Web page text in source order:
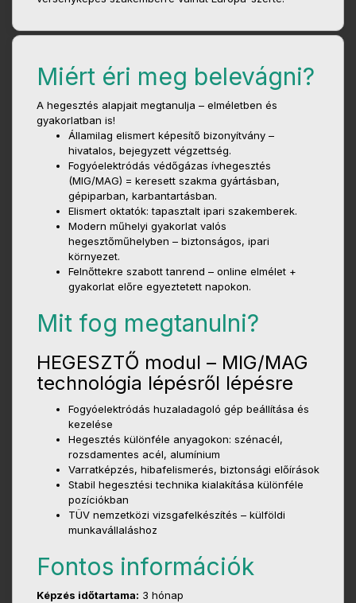
Miért éri meg belevágni?
A hegesztés alapjait megtanulja – elméletben és
gyakorlatban is!
Államilag elismert képesítő bizonyítvány –
hivatalos, bejegyzett végzettség.
Fogyóelektródás védőgázas ívhegesztés
(MIG/MAG) = keresett szakma gyártásban,
gépiparban, karbantartásban.
Elismert oktatók: tapasztalt ipari szakemberek.
Modern műhelyi gyakorlat valós
hegesztőműhelyben – biztonságos, ipari
környezet.
Felnőttekre szabott tanrend – online elmélet +
gyakorlat előre egyeztetett napokon.
Mit fog megtanulni?
HEGESZTŐ modul – MIG/MAG
technológia lépésről lépésre
Fogyóelektródás huzaladagoló gép beállítása és
kezelése
Hegesztés különféle anyagokon: szénacél,
rozsdamentes acél, alumínium
Varratképzés, hibafelismerés, biztonsági előírások
Stabil hegesztési technika kialakítása különféle
pozíciókban
TÜV nemzetközi vizsgafelkészítés – külföldi
munkavállaláshoz
Fontos információk
Képzés időtartama: 3 hónap